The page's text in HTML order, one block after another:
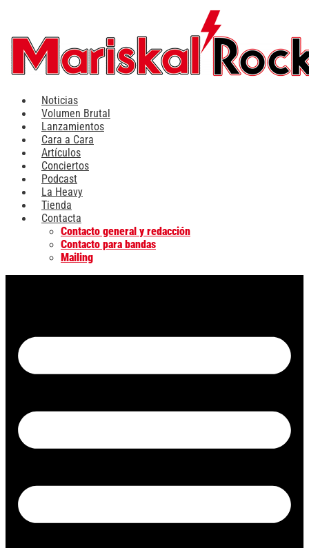
contenido
Noticias
Volumen Brutal
Lanzamientos
Cara a Cara
Artículos
Conciertos
Podcast
La Heavy
Tienda
Contacta
Contacto general y redacción
Contacto para bandas
Mailing